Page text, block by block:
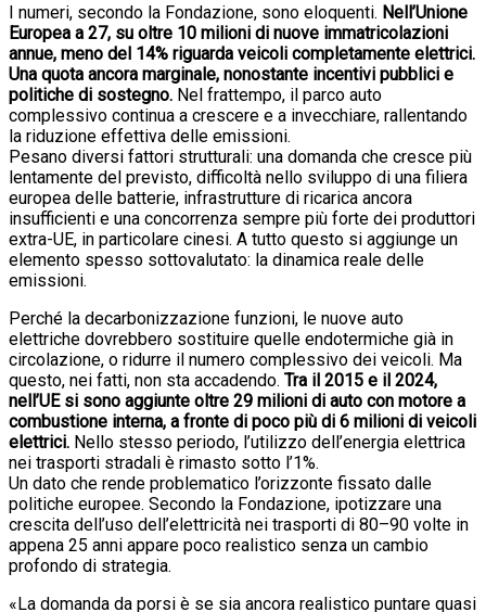
I numeri, secondo la Fondazione, sono eloquenti. Nell’Unione
Europea a 27, su oltre 10 milioni di nuove immatricolazioni
annue, meno del 14% riguarda veicoli completamente elettrici.
Una quota ancora marginale, nonostante incentivi pubblici e
politiche di sostegno. Nel frattempo, il parco auto
complessivo continua a crescere e a invecchiare, rallentando
la riduzione effettiva delle emissioni.
Pesano diversi fattori strutturali: una domanda che cresce più
lentamente del previsto, difficoltà nello sviluppo di una filiera
europea delle batterie, infrastrutture di ricarica ancora
insufficienti e una concorrenza sempre più forte dei produttori
extra-UE, in particolare cinesi. A tutto questo si aggiunge un
elemento spesso sottovalutato: la dinamica reale delle
emissioni.
Perché la decarbonizzazione funzioni, le nuove auto
elettriche dovrebbero sostituire quelle endotermiche già in
circolazione, o ridurre il numero complessivo dei veicoli. Ma
questo, nei fatti, non sta accadendo. Tra il 2015 e il 2024,
nell’UE si sono aggiunte oltre 29 milioni di auto con motore a
combustione interna, a fronte di poco più di 6 milioni di veicoli
elettrici. Nello stesso periodo, l’utilizzo dell’energia elettrica
nei trasporti stradali è rimasto sotto l’1%.
Un dato che rende problematico l’orizzonte fissato dalle
politiche europee. Secondo la Fondazione, ipotizzare una
crescita dell’uso dell’elettricità nei trasporti di 80–90 volte in
appena 25 anni appare poco realistico senza un cambio
profondo di strategia.
«La domanda da porsi è se sia ancora realistico puntare quasi